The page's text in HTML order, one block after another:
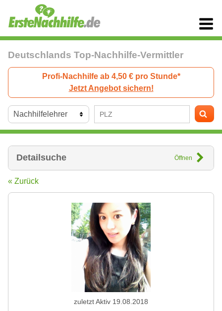
Deutschlands Top-Nachhilfe-Vermittler
Profi-Nachhilfe ab 4,50 € pro Stunde*
Jetzt Angebot sichern!
Detailsuche Öffnen
« Zurück
zuletzt Aktiv 19.08.2018